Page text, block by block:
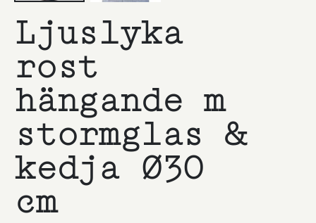
till
början
bildgalleriet
Ljuslyka
rost
hängande m
stormglas &
kedja Ø30
cm